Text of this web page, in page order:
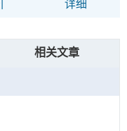
详细
相关文章